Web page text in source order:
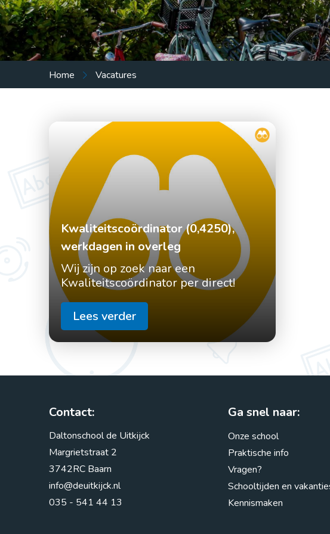
Praktische info
Nieuws
Home Vacatures
Kwaliteitscoördinator (0,4250),
werkdagen in overleg
Wij zijn op zoek naar een
Kwaliteitscoördinator per direct!
Lees verder
Contact:
Daltonschool de Uitkijck
Margrietstraat 2
3742RC Baarn
info@deuitkijck.nl
035 - 541 44 13
Ga snel naar:
Onze school
Praktische info
Vragen?
Schooltijden en
Kennismaken